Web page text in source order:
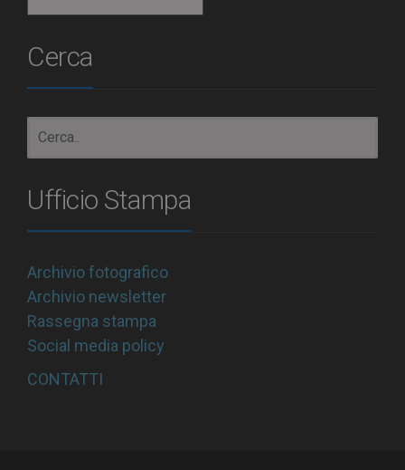
Cerca
Ufficio Stampa
Archivio fotografico
Archivio newsletter
Rassegna stampa
Social media policy
CONTATTI